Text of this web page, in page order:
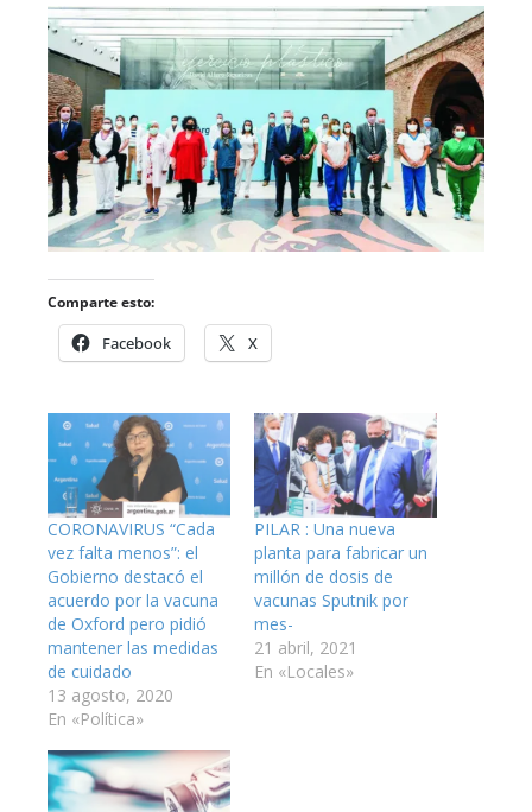
Comparte esto:
Facebook X
CORONAVIRUS “Cada
vez falta menos”: el
Gobierno destacó el
acuerdo por la vacuna
de Oxford pero pidió
mantener las medidas
de cuidado
13 agosto, 2020
En «Política»
PILAR : Una nueva
planta para fabricar un
millón de dosis de
vacunas Sputnik por
mes-
21 abril, 2021
En «Locales»